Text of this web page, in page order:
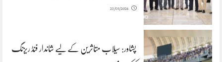
23/05/2026
پشاور: سیلاب متاثرین کے لیے شاندار فنڈ ریزنگ